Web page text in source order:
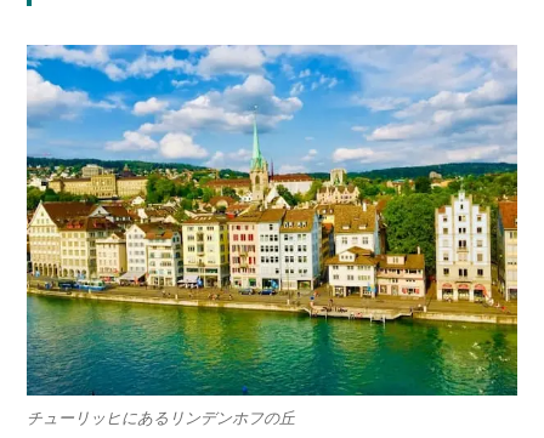
チューリッヒにあるリンデンホフの丘